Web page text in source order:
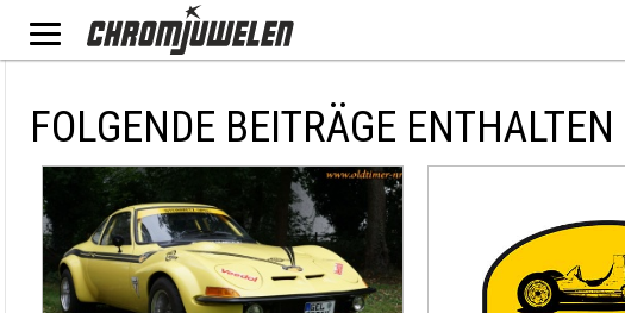
FOLGENDE BEITRÄGE